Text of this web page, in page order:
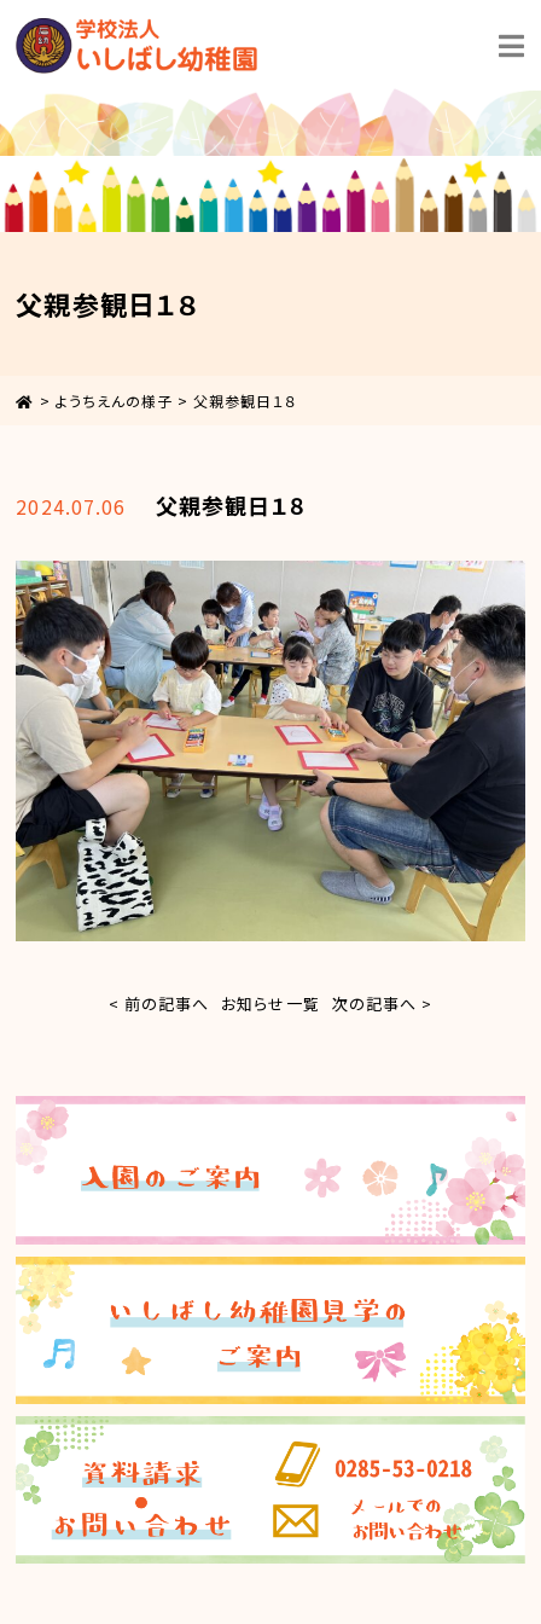
父親参観日１８
> ようちえんの様子 >父親参観日１８
2024.07.06 父親参観日１８
< 前の記事へ お知らせ一覧 次の記事へ >